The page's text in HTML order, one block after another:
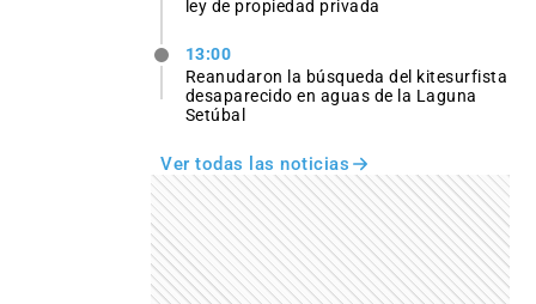
ley de propiedad privada
13:00
Reanudaron la búsqueda del kitesurfista
desaparecido en aguas de la Laguna
Setúbal
Ver todas las noticias